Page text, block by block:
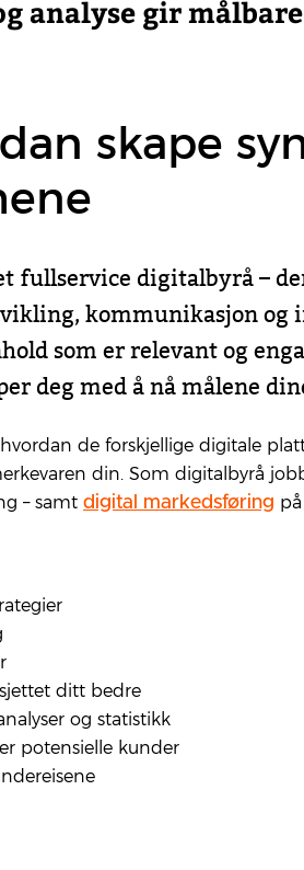
analyse gir
skape
fullservice digitalbyrå –­
kommunikasjon og
som er relevant og
deg med å nå målene
de forskjellige digitale
din. Som digitalbyrå
– samt digital markedsføring
ditt bedre
og statistikk
potensielle kunder